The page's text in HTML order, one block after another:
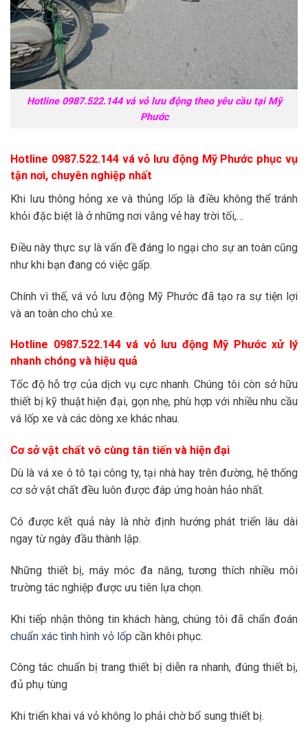
Hotline 0987.522.144 vá vỏ lưu động theo yêu cầu tại Mỹ
Phước
Hotline 0987.522.144 vá vỏ lưu động Mỹ Phước phục vụ
tận nơi, chuyên nghiệp nhất
Khi lưu thông hỏng xe và thủng lốp là điều không thể tránh
khỏi đặc biệt là ở những nơi vắng vẻ hay trời tối,…
Điều này thực sự là vấn đề đáng lo ngại cho sự an toàn cũng
như khi bạn đang có việc gấp.
Chính vì thế, vá vỏ lưu động Mỹ Phước đã tạo ra sự tiện lợi
và an toàn cho chủ xe.
Hotline 0987.522.144 vá vỏ lưu động Mỹ Phước xử lý
nhanh chóng và hiệu quả
Tốc độ hỗ trợ của dịch vụ cực nhanh. Chúng tôi còn sở hữu
thiết bị kỹ thuật hiện đại, gọn nhẹ, phù hợp với nhiều nhu cầu
vá lốp xe và các dòng xe khác nhau.
Cơ sở vật chất vô cùng tân tiến và hiện đại
Dù là vá xe ô tô tại công ty, tại nhà hay trên đường, hệ thống
cơ sở vật chất đều luôn được đáp ứng hoàn hảo nhất.
Có được kết quả này là nhờ định hướng phát triển lâu dài
ngay từ ngày đầu thành lập.
Những thiết bị, máy móc đa năng, tương thích nhiều môi
trường tác nghiệp được ưu tiên lựa chọn.
Khi tiếp nhận thông tin khách hàng, chúng tôi đã chẩn đoán
chuẩn xác tình hình vỏ lốp cần khôi phục.
Công tác chuẩn bị trang thiết bị diễn ra nhanh, đúng thiết bị,
đủ phụ tùng
Khi triển khai vá vỏ không lo phải chờ bổ sung thiết bị.